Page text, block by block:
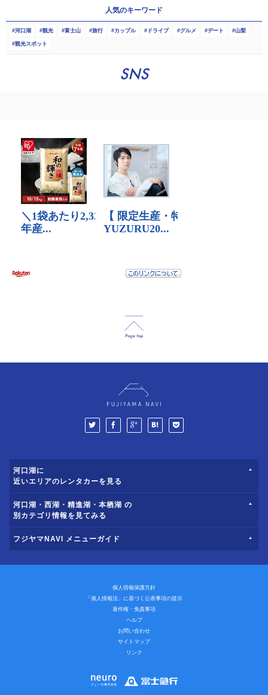
人気のキーワード
河口湖 観光 富士山 旅行 カップル ドライブ グルメ デート 山梨
観光スポット
SNS
河口湖に
近いエリアのレンタカーを見る
河口湖・西湖・精進湖・本栖湖 の
別カテゴリ情報を見てみる
フジヤマNAVI メニューガイド
個人情報保護方針
「個人情報法」に基づく公表事項の提示
著作権・免責事項
ヘルプ
お問い合わせ
サイトマップ
リンク